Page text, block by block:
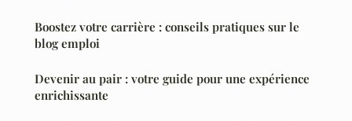
Boostez votre carrière : conseils pratiques sur le
blog emploi
Devenir au pair : votre guide pour une expérience
enrichissante